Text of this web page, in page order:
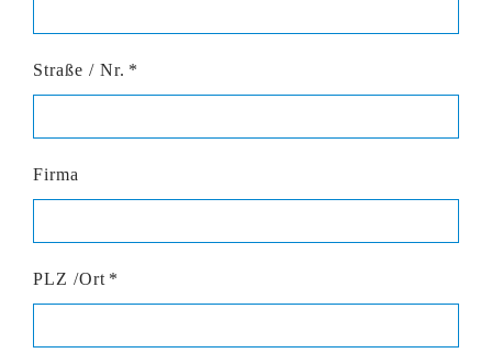
Straße / Nr. *
Firma
PLZ /Ort *